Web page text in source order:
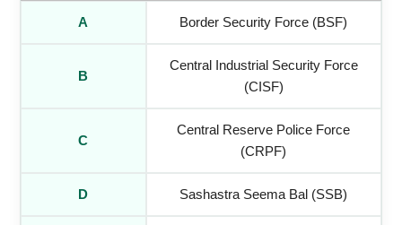
A Border Security Force (BSF)
B
Central Industrial Security Force
(CISF)
C
Central Reserve Police Force
(CRPF)
D Sashastra Seema Bal (SSB)